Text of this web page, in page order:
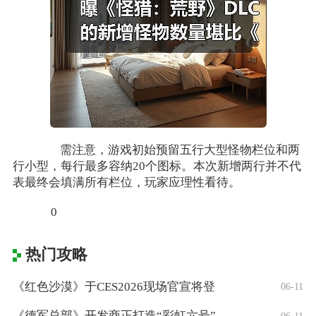
需注意，游戏初始预留五行大型怪物栏位和两
行小型，每行最多容纳20个图标。本次新增两行并不代
表最终会填满所有栏位，玩家应理性看待。
0
热门攻略
《红色沙漠》于CES2026现场官宣将登 06-11